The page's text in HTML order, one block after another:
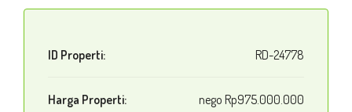
ID Properti: RD-24778
Harga Properti: nego Rp975.000.000